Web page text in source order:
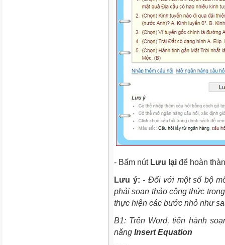
- Bấm nút Lưu lại để hoàn
Lưu ý: - Đối với một số bộ
phải soạn thảo công thức
thực hiện các bước nhỏ như
B1: Trên Word, tiến hành
năng Insert Equation